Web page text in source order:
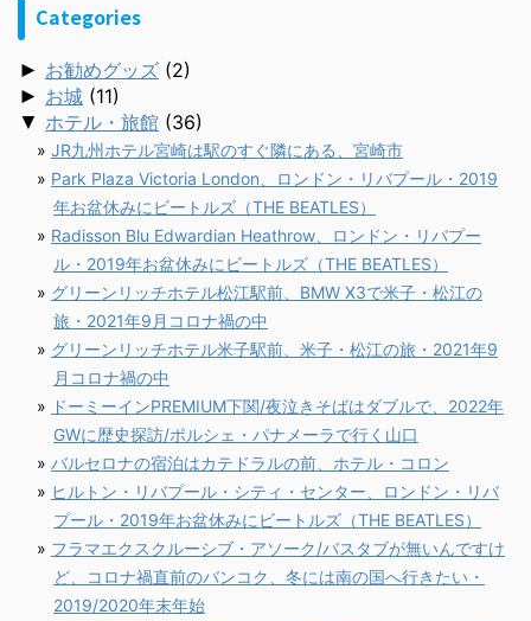
Categories
► お勧めグッズ (2)
► お城 (11)
▼ ホテル・旅館 (36)
JR九州ホテル宮崎は駅のすぐ隣にある、宮崎市
Park Plaza Victoria London、ロンドン・リバプール・2019
年お盆休みにビートルズ（THE BEATLES）
Radisson Blu Edwardian Heathrow、ロンドン・リバプー
ル・2019年お盆休みにビートルズ（THE BEATLES）
グリーンリッチホテル松江駅前、BMW X3で米子・松江の
旅・2021年9月コロナ禍の中
グリーンリッチホテル米子駅前、米子・松江の旅・2021年9
月コロナ禍の中
ドーミーインPREMIUM下関/夜泣きそばはダブルで、2022年
GWに歴史探訪/ポルシェ・パナメーラで行く山口
バルセロナの宿泊はカテドラルの前、ホテル・コロン
ヒルトン・リバプール・シティ・センター、ロンドン・リバ
プール・2019年お盆休みにビートルズ（THE BEATLES）
フラマエクスクルーシブ・アソーク/バスタブが無いんですけ
ど、コロナ禍直前のバンコク、冬には南の国へ行きたい・
2019/2020年末年始